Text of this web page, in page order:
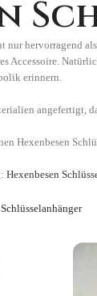
hervorragend
Accessoire.
erinnern.
angefertigt,
Hexenbesen
Hexenbesen